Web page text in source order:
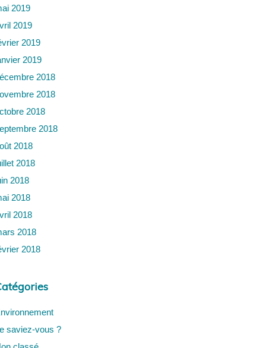
2019
2019
2019
2019
2018
2018
2018
2018
2018
2018
2018
2018
2018
2018
2018
saviez-vous ?